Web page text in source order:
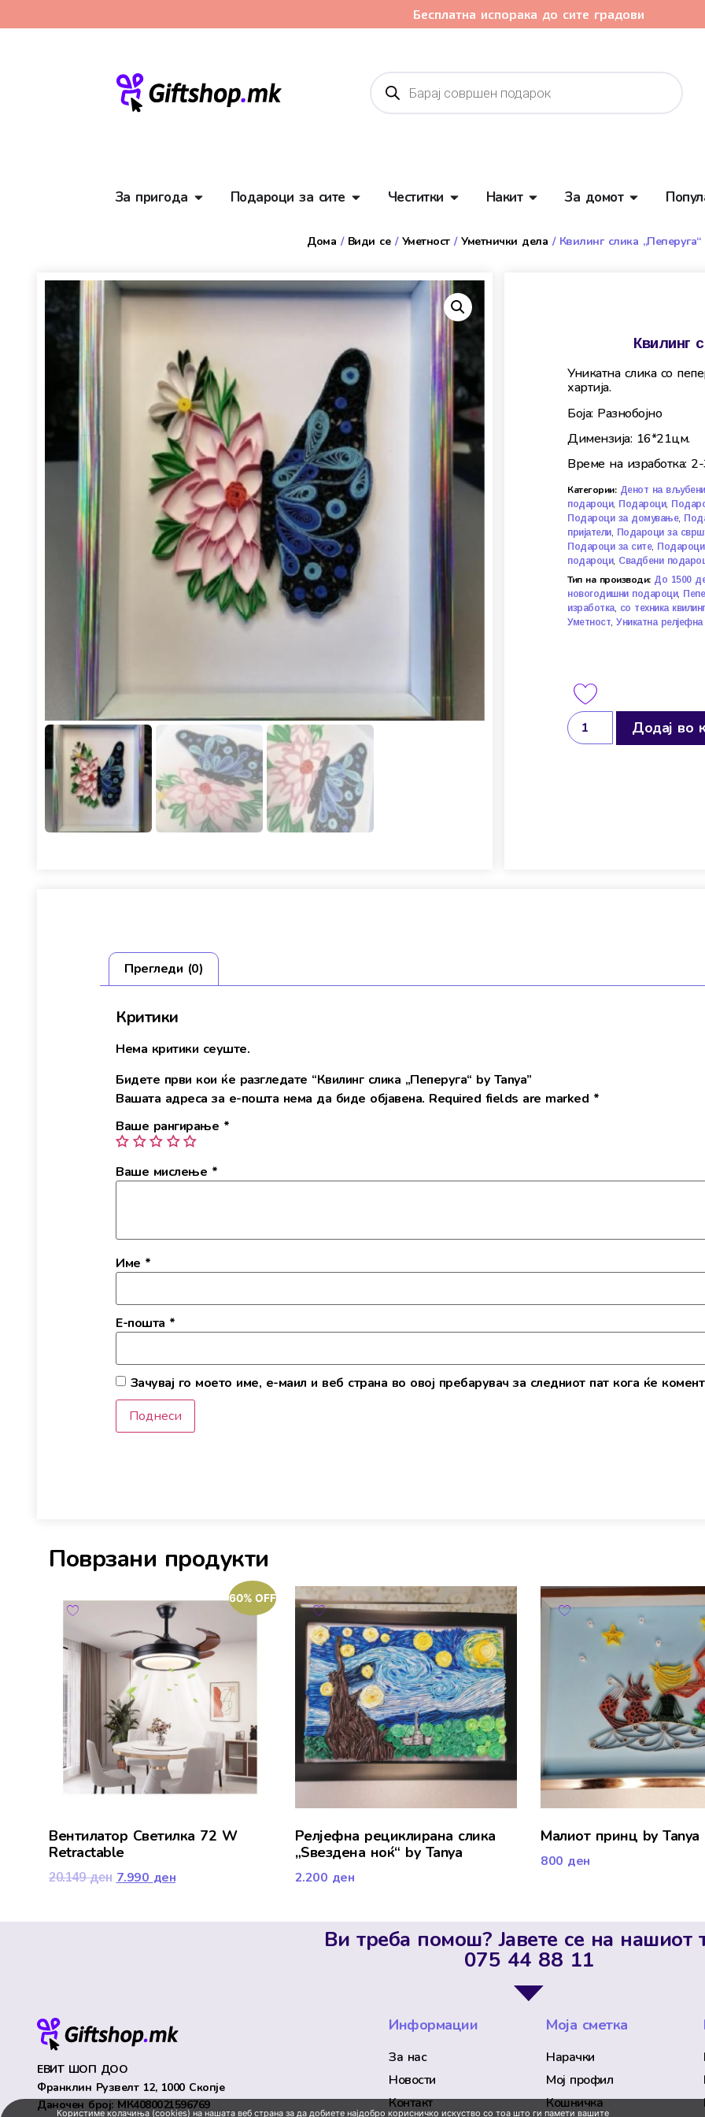
Бесплатна испорака до сите градови
За пригода Подароци за сите Честитки Накит За домот
Дома / Види се/ Уметност/ Уметнички дела / Квилинг слика „Пеперуга“
Квилинг
Уникатна слика со
хартија.
Боја: Разнобојно
Димензија: 16*21цм.
Време на изработка:
Категории: Денот на
подароци, Подароци,
Подароци за домување,
пријатели, Подароци за
Подароци за сите, Подароци
подароци, Свадбени
Тип на производи: До 1500
новогодишни подароци,
изработка, со техника
Уметност,Уникатна релјефна
Додај во
Прегледи (0)
Критики
Нема критики сеуште.
Бидете први кои ќе разгледате “Квилинг слика „Пеперуга“ by Tanya”
Вашата адреса за е-пошта нема да биде објавена. Required fields are marked *
Ваше рангирање *
Ваше мислење *
Име *
Е-пошта *
Зачувај го моето име, е-маил и веб страна во овој пребарувач за следниот пат кога ќе
Поврзани продукти
60% OFF
Вентилатор Светилка 72 W
Retractable
20.149ден 7.990 ден
Релјефна рециклирана слика
„Ѕвездена ноќ“ by Tanya
2.200 ден
Малиот принц by Tanya
800 ден
Ви треба помош? Јавете се на нашиот
075 44 88 11
ЕВИТ ШОП ДОО
Франклин Рузвелт 12, 1000 Скопје
Даночен број: МК4080021596769
Информации
За нас
Новости
Контакт
Моја сметка
Нарачки
Мој профил
Кошничка
Користиме колачиња (cookies) на нашата веб страна за да добиете најдобро корисничко искуство со тоа што ги памети вашите